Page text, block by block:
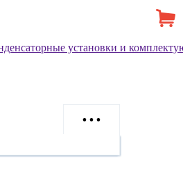
• • •
• • •